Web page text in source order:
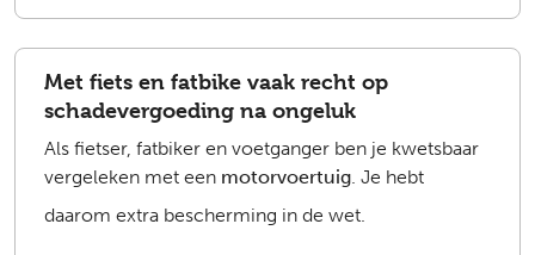
Met fiets en fatbike vaak recht op
schadevergoeding na ongeluk
Als fietser, fatbiker en voetganger ben je kwetsbaar
vergeleken met een motorvoertuig . Je hebt
daarom extra bescherming in de wet.